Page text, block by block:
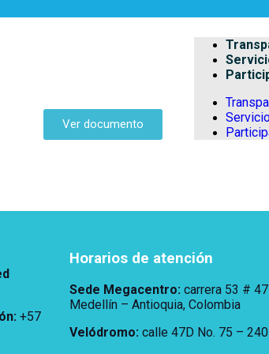
Ver documento
: +57
Horarios de atención
Sede Megacentro: carrera 53 #
Medellín – Antioquia, Colombia
Velódromo: calle 47D No. 75 –